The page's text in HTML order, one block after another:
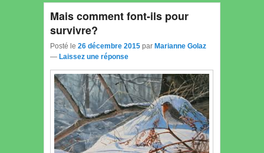
Mais comment font-ils pour
survivre?
Posté le 26 décembre 2015 par Marianne Golaz
— Laissez une réponse